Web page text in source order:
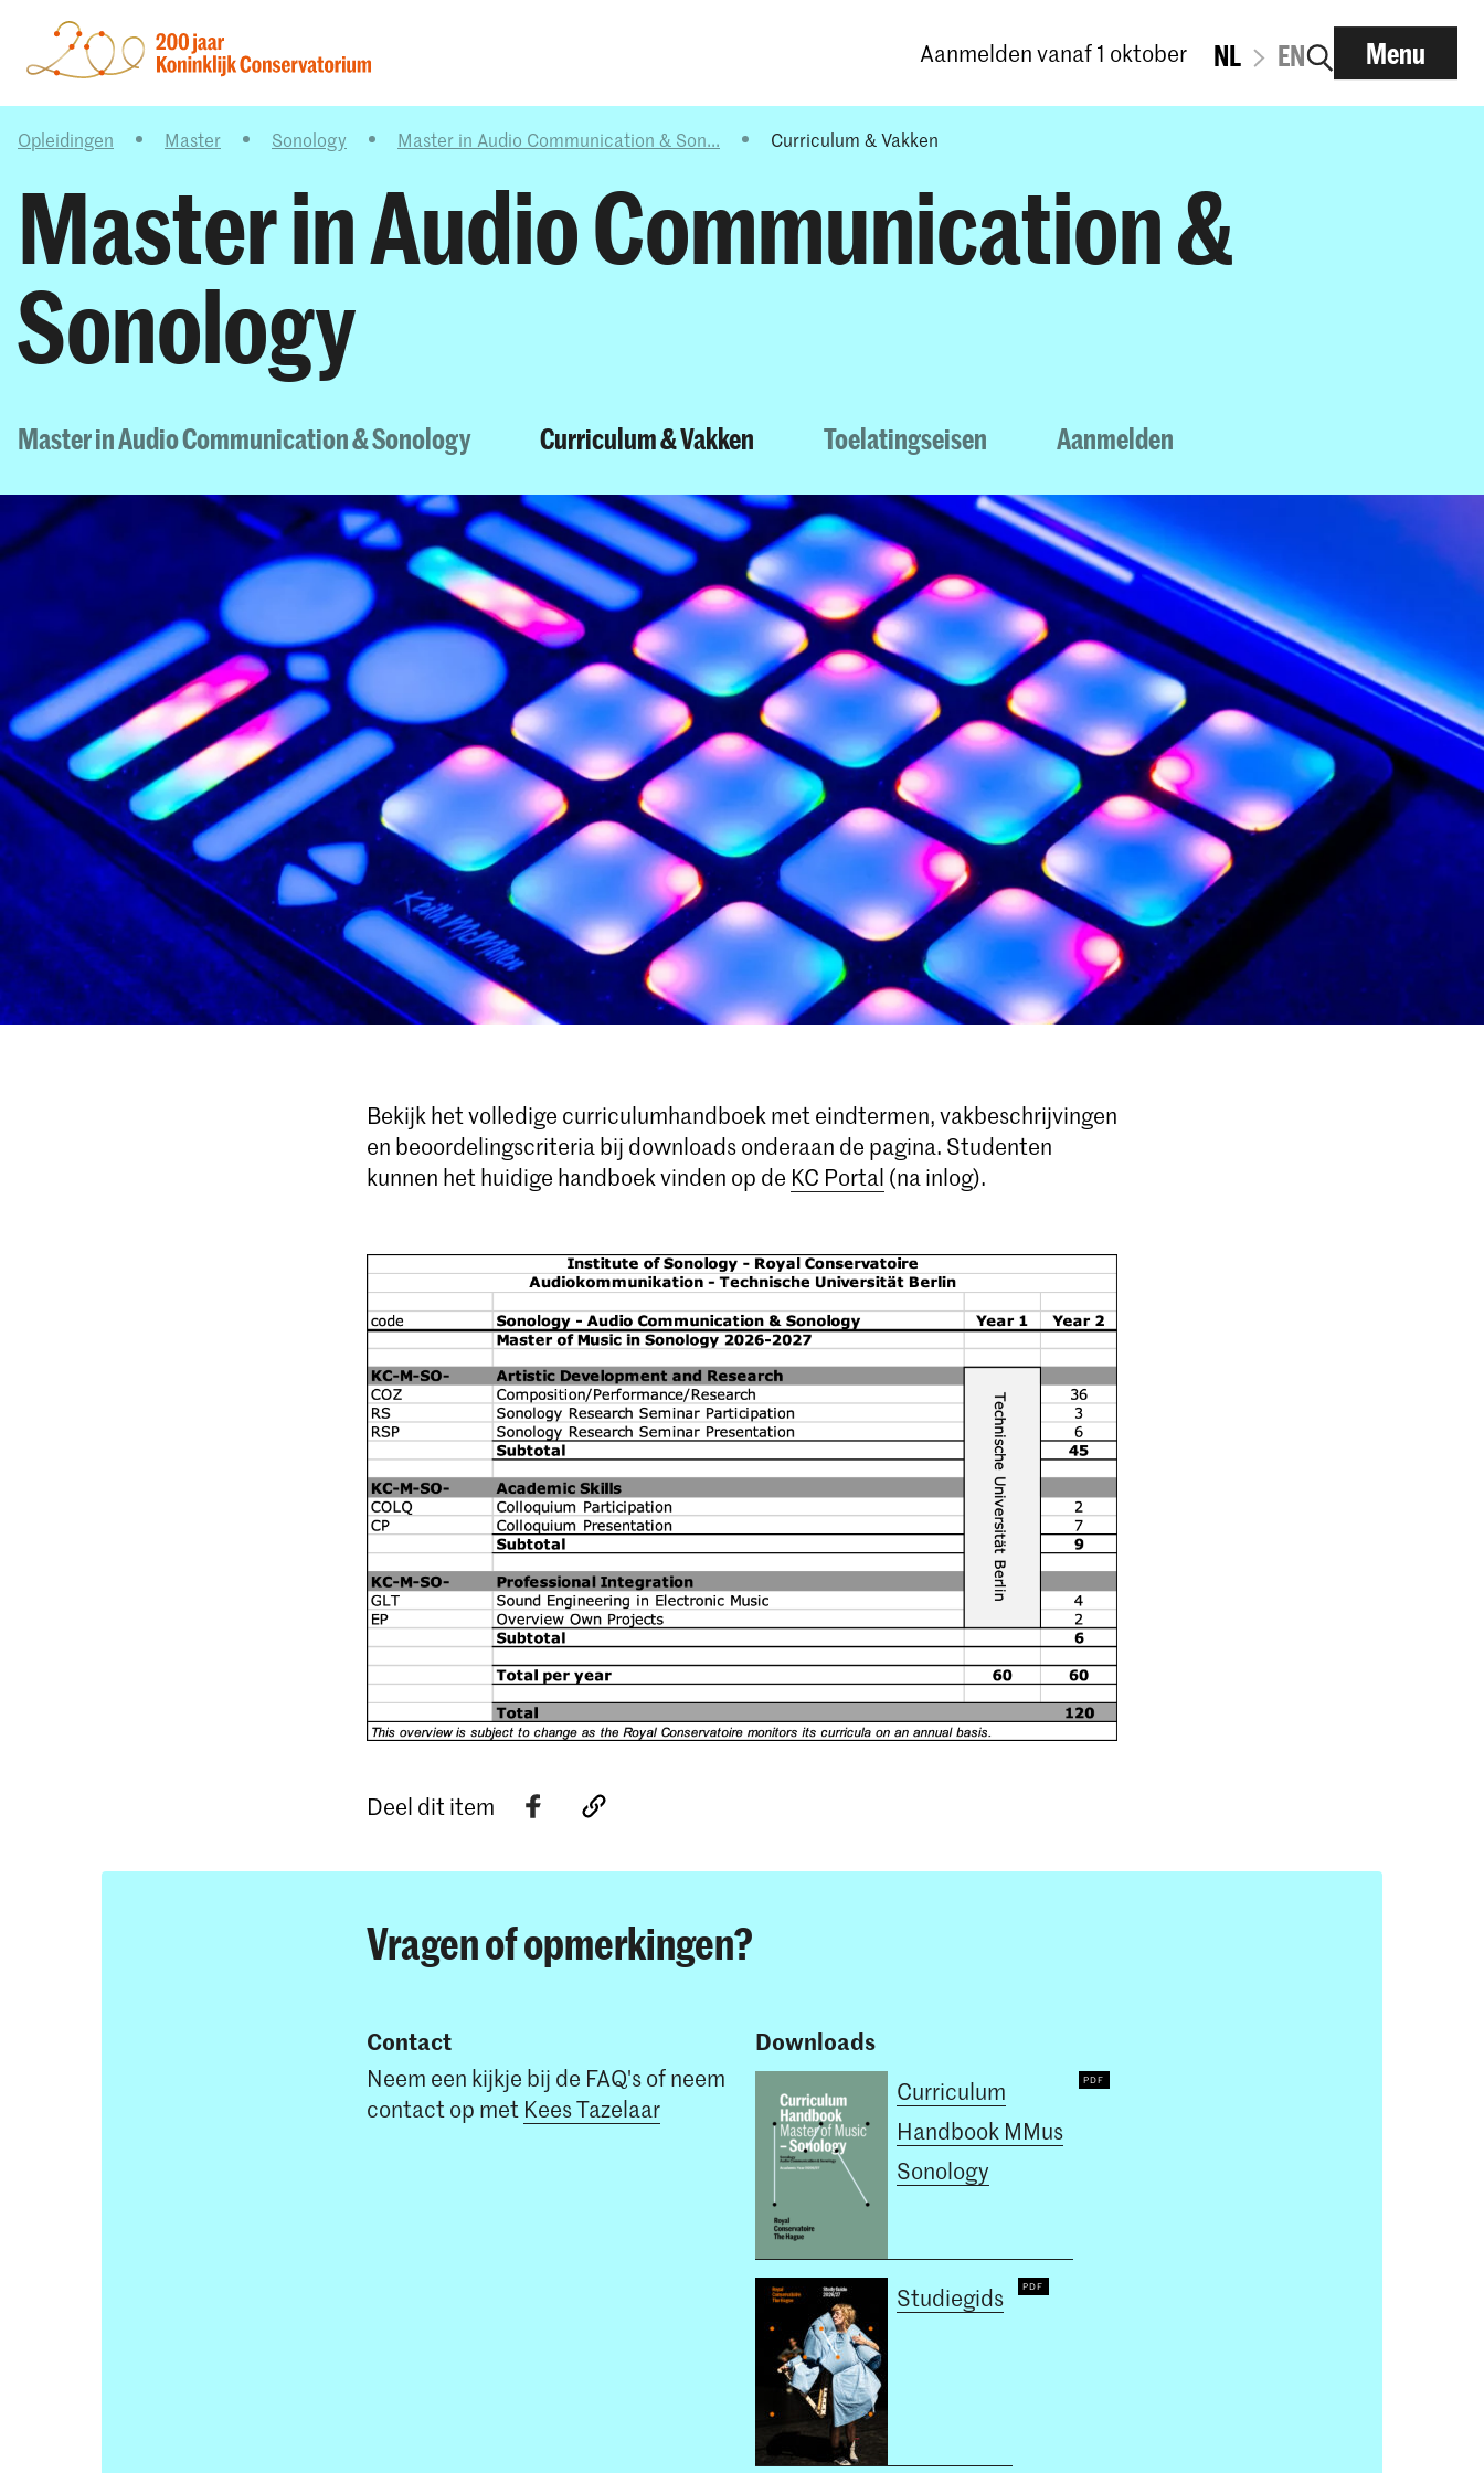
Aanmelden vanaf 1 oktober NL EN Menu
Opleidingen Master Sonology Master in Audio Communication & Son... Curriculum & Vakken
Master in Audio Communication &
Sonology
Master in Audio Communication & Sonology Curriculum & Vakken Toelatingseisen Aanmelden
Bekijk het volledige curriculumhandboek met eindtermen, vakbeschrijvingen
en beoordelingscriteria bij downloads onderaan de pagina. Studenten
kunnen het huidige handboek vinden op de KC Portal (na inlog).
Deel dit item
Vragen of opmerkingen?
Contact
Neem een kijkje bij de FAQ's of neem
contact op met Kees Tazelaar
Downloads
Curriculum
Handbook MMus
Sonology
Studiegids